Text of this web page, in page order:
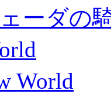
ーダの
World